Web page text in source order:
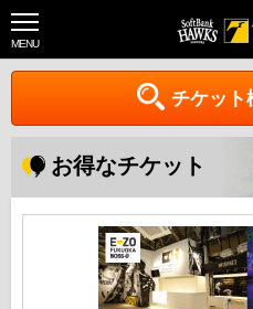
MENU
チケット
お得なチケット